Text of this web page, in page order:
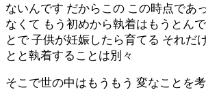
ないんです だからこの この時点であ
なくて もう初めから執着はもうとん
とで 子供が妊娠したら育てる それだ
とと執着することは別々
そこで世の中はもうもう 変なことを